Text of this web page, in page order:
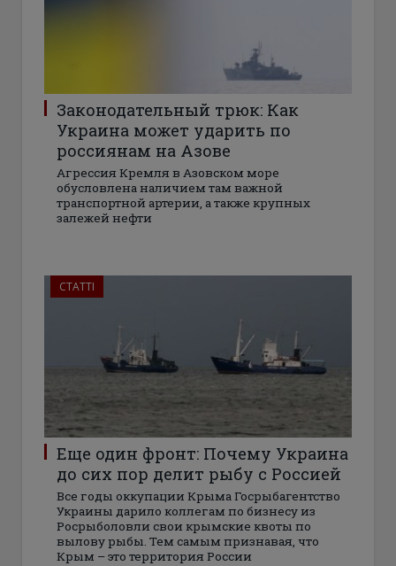
Законодательный трюк: Как
Украина может ударить по
россиянам на Азове
Агрессия Кремля в Азовском море
обусловлена наличием там важной
транспортной артерии, а также крупных
залежей нефти
СТАТТІ
Еще один фронт: Почему Украина
до сих пор делит рыбу с Россией
Все годы оккупации Крыма Госрыбагентство
Украины дарило коллегам по бизнесу из
Росрыболовли свои крымские квоты по
вылову рыбы. Тем самым признавая, что
Крым – это территория России